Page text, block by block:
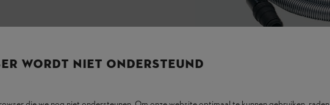
WORDT NIET ONDERSTEUND